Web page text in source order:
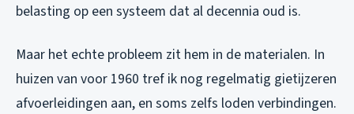
belasting op een systeem dat al decennia oud is.
Maar het echte probleem zit hem in de materialen. In
huizen van voor 1960 tref ik nog regelmatig gietijzeren
afvoerleidingen aan, en soms zelfs loden verbindingen.